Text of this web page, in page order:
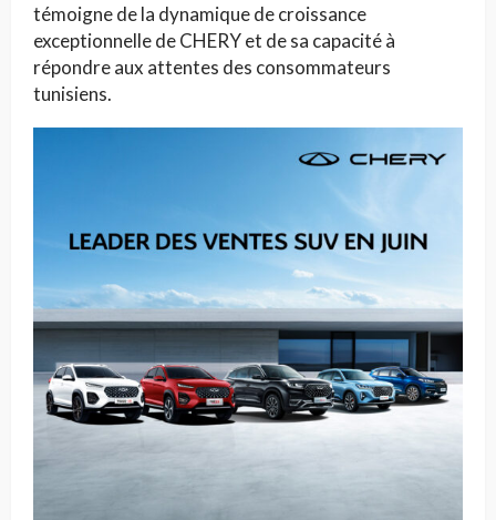
témoigne de la dynamique de croissance
exceptionnelle de CHERY et de sa capacité à
répondre aux attentes des consommateurs
tunisiens.